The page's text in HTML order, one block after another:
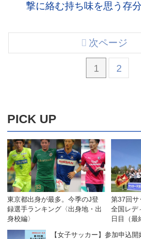
撃に絡む持ち味を思う存
1 2
次ページ
PICK UP
東京都出身が最多。今季のJ登
録選手ランキング〈出身地・出
身校編〉
第37回サ
全国レデ
日目（最
【女子サッカー】参加申込